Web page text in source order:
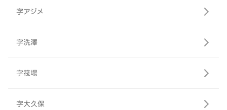
字アジメ
字洗澤
字筏場
字大久保